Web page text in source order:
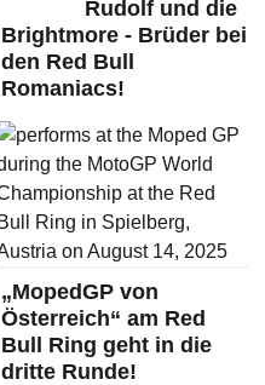
Rudolf und die
Brightmore - Brüder bei
den Red Bull
Romaniacs!
„MopedGP von
Österreich“ am Red
Bull Ring geht in die
dritte Runde!